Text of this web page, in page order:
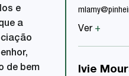
e
a
de bem
Ver +
Ivie